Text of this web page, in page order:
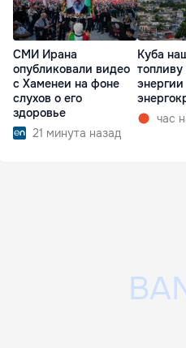
СМИ Ирана
опубликовали видео
с Хаменеи на фоне
слухов о его
здоровье
21 минута назад
Куба
топливу
час